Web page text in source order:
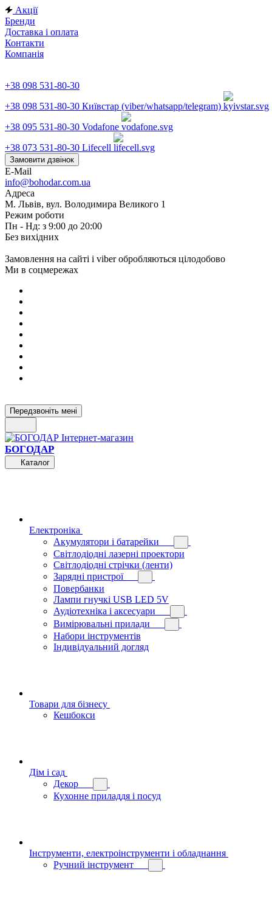
Акції
Бренди
Доставка і оплата
Контакти
Компанія
+38 098 531-80-30
+38 098 531-80-30 Київстар (viber/whatsapp/telegram)
+38 095 531-80-30 Vodafone
+38 073 531-80-30 Lifecell
Замовити дзвінок
E-Mail
info@bohodar.com.ua
Адреса
М. Львів, вул. Володимира Великого 1
Режим роботи
Пн - Нд: з 9:00 до 20:00
Без вихідних
Замовлення на сайті і viber обробляються цілодобово
Ми в соцмережах
Передзвоніть мені
БОГОДАР
Каталог
Електроніка
Акумулятори і батарейки
Світлодіодні лазерні проектори
Світлодіодні стрічки (ленти)
Зарядні пристрої
Повербанки
Лампи гнучкі USB LED 5V
Аудіотехніка і аксесуари
Вимірювальні прилади
Набори інструментів
Індивідуальний догляд
Товари для бізнесу
Кешбокси
Дім і сад
Декор
Кухонне приладдя і посуд
Інструменти, електроінструменти і обладнання
Ручний інструмент